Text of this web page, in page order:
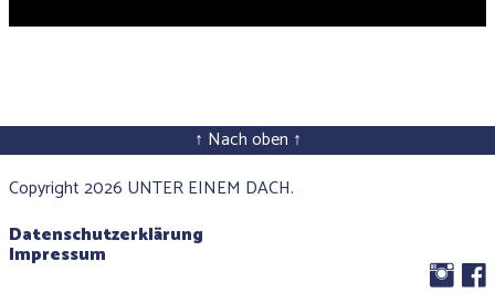
↑ Nach oben ↑
Copyright 2026 UNTER EINEM DACH.
Datenschutzerklärung
Impressum